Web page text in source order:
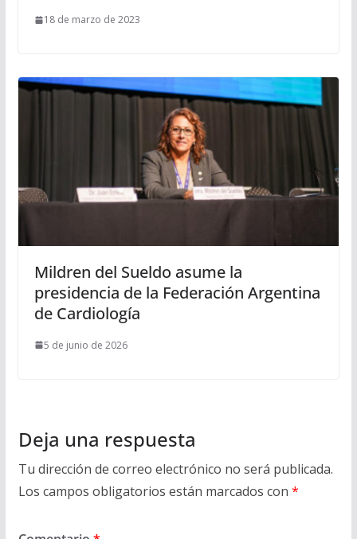
18 de marzo de 2023
Mildren del Sueldo asume la
presidencia de la Federación Argentina
de Cardiología
5 de junio de 2026
Deja una respuesta
Tu dirección de correo electrónico no será publicada.
Los campos obligatorios están marcados con *